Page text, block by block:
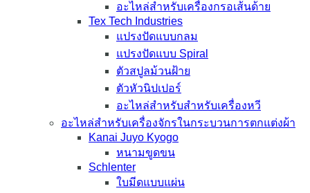
อะไหล่สำหรับเครื่องกรอเส้นด้าย
Tex Tech Industries
แปรงปัดแบบกลม
แปรงปัดแบบ Spiral
ตัวสปูลม้วนฝ้าย
ตัวหัวนิปเปอร์
อะไหล่สำหรับสำหรับเครื่องหวี
อะไหล่สำหรับเครื่องจักรในกระบวนการตกแต่งผ้า
Kanai Juyo Kyogo
หนามขูดขน
Schlenter
ใบมีดแบบแผ่น